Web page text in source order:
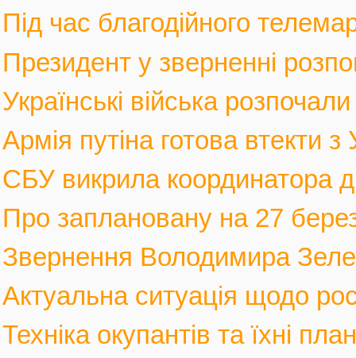
Під час благодійного
Президент у зверненні
Українські війська
Армія путіна готова втекти
СБУ викрила координатора
Про заплановану на 27
Звернення Володимира
Актуальна ситуація щодо
Техніка окупантів та їхні